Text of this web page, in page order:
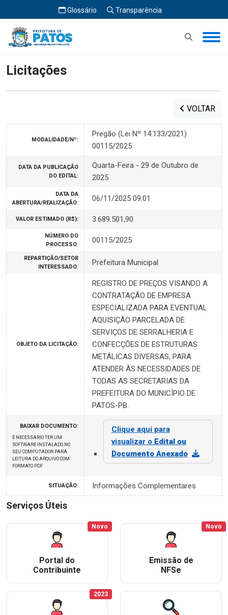
Glossário Transparência
Início Licitações
Licitações
VOLTAR
MODALIDADE/Nº:
Pregão (Lei Nº 14.133/2021)
00115/2025
DATA DA PUBLICAÇÃO
DO EDITAL:
Quarta-Feira - 29 de Outubro de
2025
DATA DA
ABERTURA/REALIZAÇÃO:
06/11/2025 09:01
VALOR ESTIMADO (R$): 3.689.501,90
NÚMERO DO
PROCESSO:
00115/2025
REPARTIÇÃO/SETOR
INTERESSADO:
Prefeitura Municipal
OBJETO DA LICITAÇÃO:
REGISTRO DE PREÇOS VISANDO A
CONTRATAÇÃO DE EMPRESA
ESPECIALIZADA PARA EVENTUAL
AQUISIÇÃO PARCELADA DE
SERVIÇOS DE SERRALHERIA E
CONFECÇÕES DE ESTRUTURAS
METÁLICAS DIVERSAS, PARA
ATENDER ÀS NECESSIDADES DE
TODAS AS SECRETARIAS DA
PREFEITURA DO MUNICÍPIO DE
PATOS-PB.
BAIXAR DOCUMENTO:
É NECESSARIO TER UM
SOFTWARE INSTALADO NO
SEU COMPUTADOR PARA
LEITURA DO ARQUIVO COM
FORMATO PDF
Clique aqui para
visualizar o Edital ou
Documento Anexado
SITUAÇÃO: Informações Complementares
Serviços Úteis
Portal do
Contribuinte
Novo
Emissão de
NFSe
Novo
2023